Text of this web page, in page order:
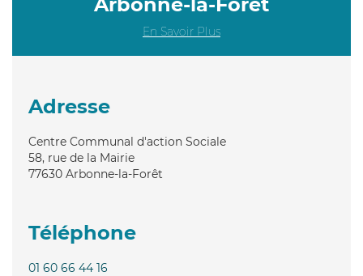
En Savoir Plus
Adresse
Centre Communal d'action Sociale
58, rue de la Mairie
77630 Arbonne-la-Forêt
Téléphone
01 60 66 44 16